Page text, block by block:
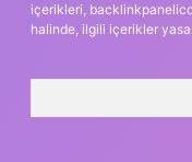
içerikleri,
halinde, ilgili içerikler